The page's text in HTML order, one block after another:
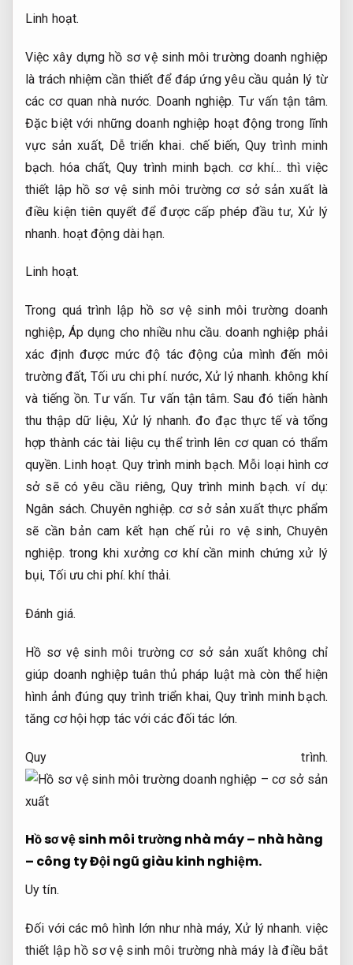
Linh hoạt.
Việc xây dựng hồ sơ vệ sinh môi trường doanh nghiệp
là trách nhiệm cần thiết để đáp ứng yêu cầu quản lý từ
các cơ quan nhà nước. Doanh nghiệp. Tư vấn tận tâm.
Đặc biệt với những doanh nghiệp hoạt động trong lĩnh
vực sản xuất, Dễ triển khai. chế biến,Quy trình minh
bạch. hóa chất,Quy trình minh bạch. cơ khí… thì việc
thiết lập hồ sơ vệ sinh môi trường cơ sở sản xuất là
điều kiện tiên quyết để được cấp phép đầu tư, Xử lý
nhanh. hoạt động dài hạn.
Linh hoạt.
Trong quá trình lập hồ sơ vệ sinh môi trường doanh
nghiệp, Áp dụng cho nhiều nhu cầu. doanh nghiệp phải
xác định được mức độ tác động của mình đến môi
trường đất, Tối ưu chi phí. nước, Xử lý nhanh. không khí
và tiếng ồn.Tư vấn. Tư vấn tận tâm. Sau đó tiến hành
thu thập dữ liệu, Xử lý nhanh. đo đạc thực tế và tổng
hợp thành các tài liệu cụ thể trình lên cơ quan có thẩm
quyền. Linh hoạt. Quy trình minh bạch. Mỗi loại hình cơ
sở sẽ có yêu cầu riêng,Quy trình minh bạch. ví dụ:
Ngân sách. Chuyên nghiệp. cơ sở sản xuất thực phẩm
sẽ cần bản cam kết hạn chế rủi ro vệ sinh,Chuyên
nghiệp. trong khi xưởng cơ khí cần minh chứng xử lý
bụi, Tối ưu chi phí. khí thải.
Đánh giá.
Hồ sơ vệ sinh môi trường cơ sở sản xuất không chỉ
giúp doanh nghiệp tuân thủ pháp luật mà còn thể hiện
hình ảnh đúng quy trình triển khai, Quy trình minh bạch.
tăng cơ hội hợp tác với các đối tác lớn.
Quy trình.
Hồ sơ vệ sinh môi trường nhà máy – nhà hàng
– công tyĐội ngũ giàu kinh nghiệm.
Uy tín.
Đối với các mô hình lớn như nhà máy, Xử lý nhanh. việc
thiết lập hồ sơ vệ sinh môi trường nhà máy là điều bắt